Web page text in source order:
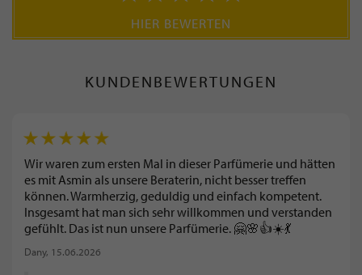
HIER BEWERTEN
KUNDENBEWERTUNGEN
Wir waren zum ersten Mal in dieser Parfümerie und hätten
es mit Asmin als unsere Beraterin, nicht besser treffen
können. Warmherzig, geduldig und einfach kompetent.
Insgesamt hat man sich sehr willkommen und verstanden
gefühlt. Das ist nun unsere Parfümerie. 🤗🌸👍☀️💃
Dany, 15.06.2026